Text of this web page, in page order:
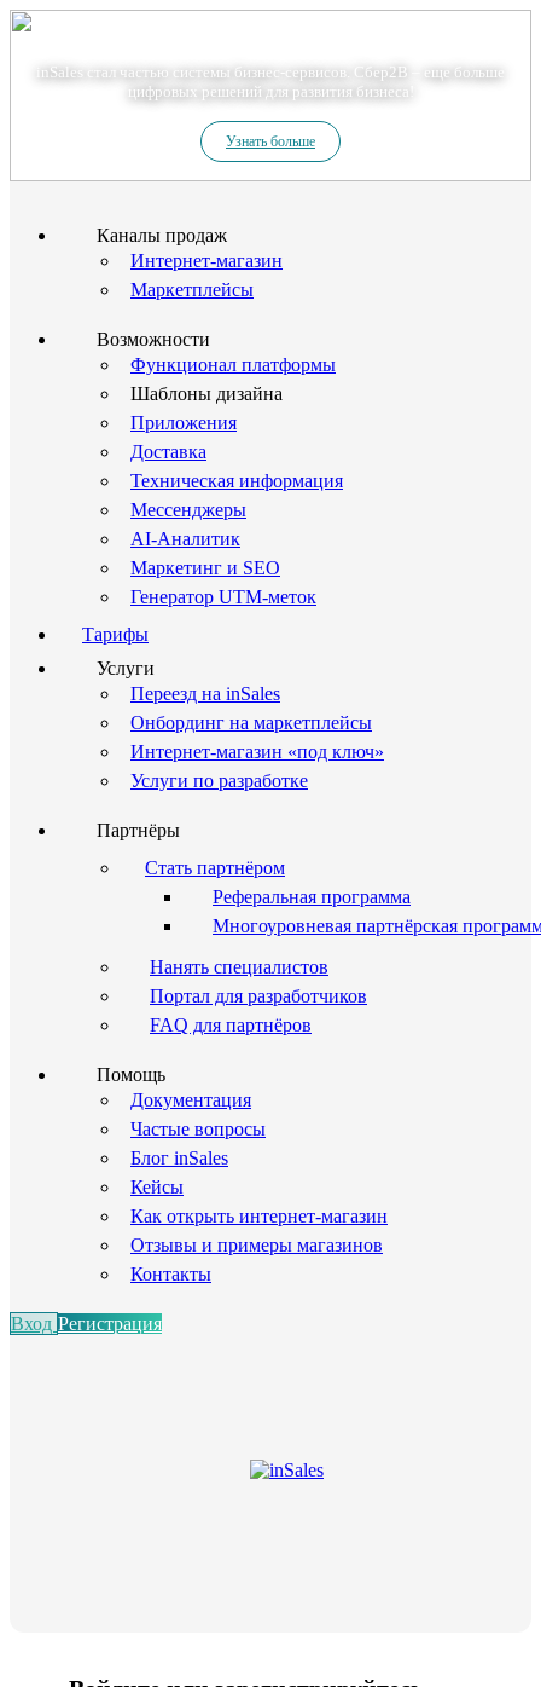
inSales стал частью системы бизнес-сервисов. Сбер2В – еще больше
цифровых решений для развития бизнеса!
Узнать больше
Каналы продаж
Интернет-магазин
Маркетплейсы
Возможности
Функционал платформы
Шаблоны дизайна
Приложения
Доставка
Техническая информация
Мессенджеры
AI-Аналитик
Маркетинг и SEO
Генератор UTM-меток
Тарифы
Услуги
Переезд на inSales
Онбординг на маркетплейсы
Интернет-магазин «под ключ»
Услуги по разработке
Партнёры
Стать партнёром
Реферальная программа
Многоуровневая партнёрская
Нанять специалистов
Портал для разработчиков
FAQ для партнёров
Помощь
Документация
Частые вопросы
Блог inSales
Кейсы
Как открыть интернет-магазин
Отзывы и примеры магазинов
Контакты
Вход Регистрация